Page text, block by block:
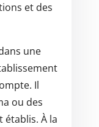
et des
une
Il
ou des
établis. À la